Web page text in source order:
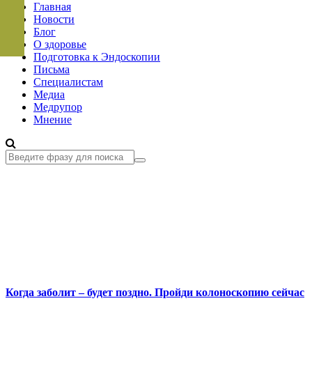
Главная
Новости
Блог
О здоровье
Подготовка к Эндоскопии
Письма
Специалистам
Медиа
Медрупор
Мнение
Когда заболит – будет поздно. Пройди колоноскопию сейчас